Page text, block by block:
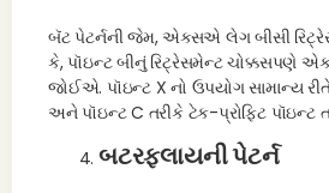
બૅટ પેટર્નની જેમ, એક્સએ લેગ બીસી
કે, પૉઇન્ટ બીનું રિટ્રેસમેન્ટ ચોક્કસપણે
જોઈએ. પૉઇન્ટ X નો ઉપયોગ સામાન્ય
અને પૉઇન્ટ C તરીકે ટેક-પ્રોફિટ પૉઇન્ટ
બટરફ્લાયની પેટર્ન